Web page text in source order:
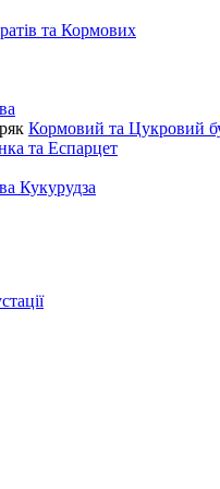
та Кормових
Кормовий та Цукровий
та Еспарцет
Кукурудза